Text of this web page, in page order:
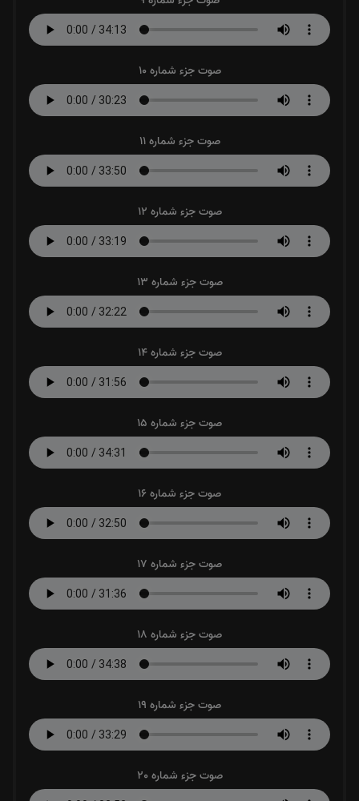
صوت جزء شماره 10
صوت جزء شماره 11
صوت جزء شماره 12
صوت جزء شماره 13
صوت جزء شماره 14
صوت جزء شماره 15
صوت جزء شماره 16
صوت جزء شماره 17
صوت جزء شماره 18
صوت جزء شماره 19
صوت جزء شماره 20